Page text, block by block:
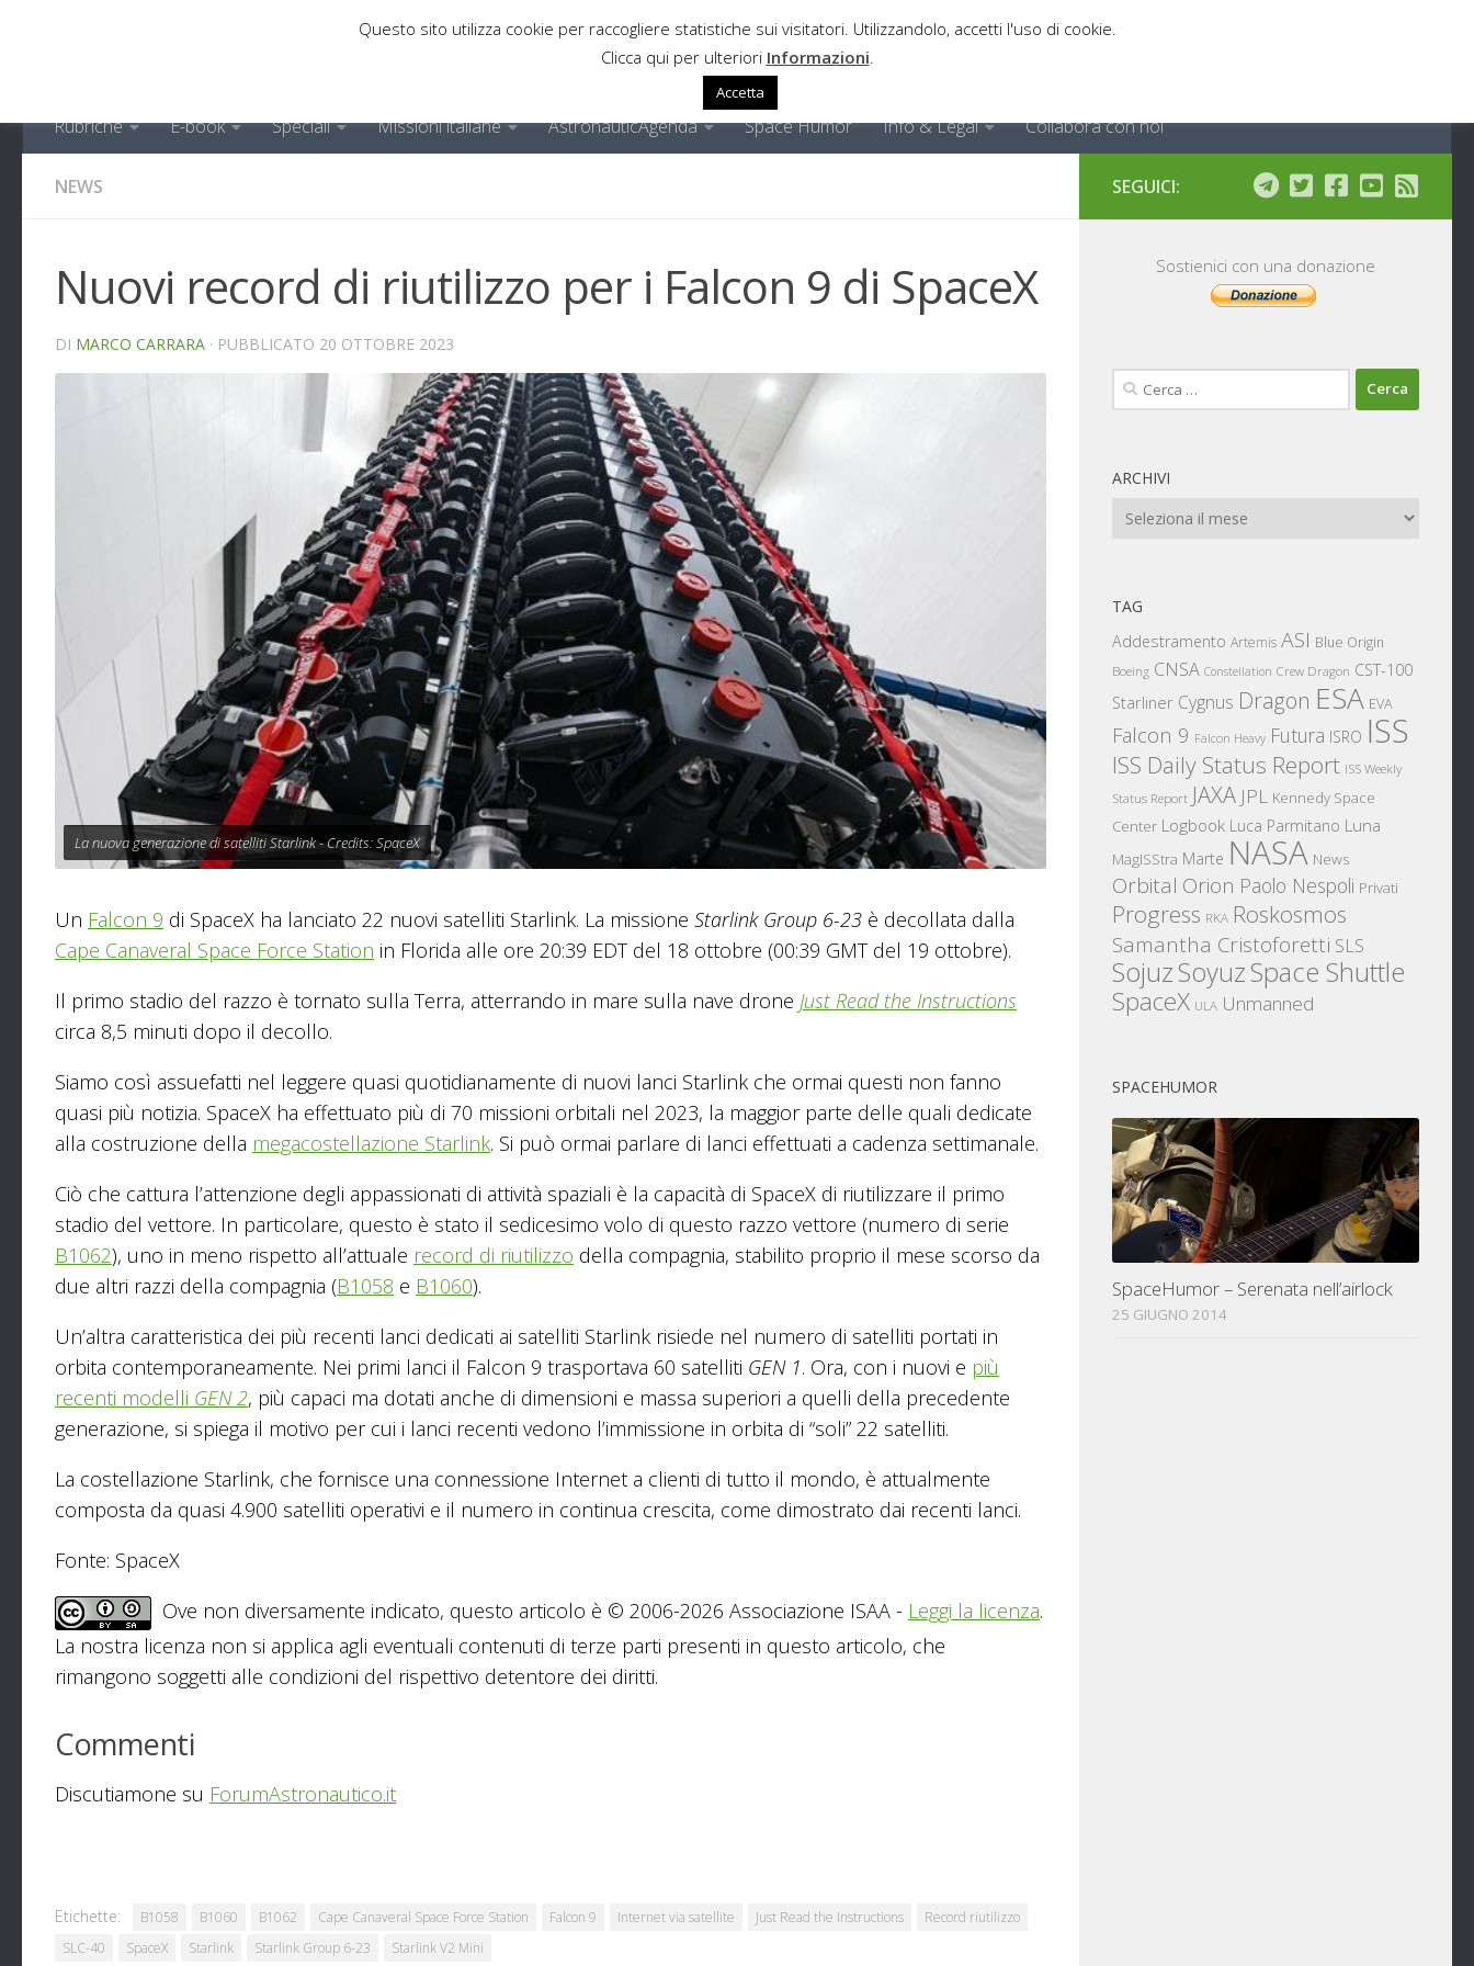
Rubriche E-book Speciali Missioni italiane AstronauticAgenda Space Humor Info & Legal Collabora con noi
NEWS
Nuovi record di riutilizzo per i Falcon 9 di SpaceX
DI MARCO CARRARA · PUBBLICATO 20 OTTOBRE 2023
La nuova generazione di satelliti Starlink - Credits: SpaceX
Un Falcon 9 di SpaceX ha lanciato 22 nuovi satelliti Starlink. La missione Starlink Group 6-23 è decollata dalla
Cape Canaveral Space Force Station in Florida alle ore 20:39 EDT del 18 ottobre (00:39 GMT del 19 ottobre).
Il primo stadio del razzo è tornato sulla Terra, atterrando in mare sulla nave drone Just Read the Instructions
circa 8,5 minuti dopo il decollo.
Siamo così assuefatti nel leggere quasi quotidianamente di nuovi lanci Starlink che ormai questi non fanno
quasi più notizia. SpaceX ha effettuato più di 70 missioni orbitali nel 2023, la maggior parte delle quali dedicate
alla costruzione della megacostellazione Starlink. Si può ormai parlare di lanci effettuati a cadenza settimanale.
Ciò che cattura l’attenzione degli appassionati di attività spaziali è la capacità di SpaceX di riutilizzare il primo
stadio del vettore. In particolare, questo è stato il sedicesimo volo di questo razzo vettore (numero di serie
B1062), uno in meno rispetto all’attuale record di riutilizzo della compagnia, stabilito proprio il mese scorso da
due altri razzi della compagnia (B1058 e B1060).
Un’altra caratteristica dei più recenti lanci dedicati ai satelliti Starlink risiede nel numero di satelliti portati in
orbita contemporaneamente. Nei primi lanci il Falcon 9 trasportava 60 satelliti GEN 1. Ora, con i nuovi e più
recenti modelli GEN 2, più capaci ma dotati anche di dimensioni e massa superiori a quelli della precedente
generazione, si spiega il motivo per cui i lanci recenti vedono l’immissione in orbita di “soli” 22 satelliti.
La costellazione Starlink, che fornisce una connessione Internet a clienti di tutto il mondo, è attualmente
composta da quasi 4.900 satelliti operativi e il numero in continua crescita, come dimostrato dai recenti lanci.
Fonte: SpaceX
Ove non diversamente indicato, questo articolo è © 2006-2026 Associazione ISAA - Leggi la licenza.
La nostra licenza non si applica agli eventuali contenuti di terze parti presenti in questo articolo, che
rimangono soggetti alle condizioni del rispettivo detentore dei diritti.
Commenti
Discutiamone su ForumAstronautico.it
Etichette: B1058 B1060 B1062 Cape Canaveral Space Force Station Falcon 9 Internet via satellite Just Read the Instructions
Record riutilizzo
SLC-40
SpaceX Starlink Starlink Group 6-23 Starlink V2 Mini
SEGUICI:
Sostienici con una donazione
Ricerca
per:
ARCHIVI
Archivi
TAG
Addestramento Artemis ASI Blue Origin
Boeing CNSA Constellation Crew Dragon CST-100
Starliner Cygnus Dragon ESA EVA
Falcon 9 Falcon Heavy Futura ISRO ISS
ISS Daily Status Report ISS Weekly
Status Report JAXA JPL Kennedy Space
Center Logbook Luca Parmitano Luna
MagISStra Marte NASA News
Orbital Orion Paolo Nespoli Privati
Progress RKA Roskosmos
Samantha Cristoforetti SLS
SojuzSoyuzSpace Shuttle
SpaceX ULA Unmanned
SPACEHUMOR
SpaceHumor – Serenata nell’airlock
25 GIUGNO 2014
Questo sito utilizza cookie per raccogliere statistiche sui visitatori. Utilizzandolo, accetti l'uso di cookie.
Clicca qui per ulteriori Informazioni
Accetta